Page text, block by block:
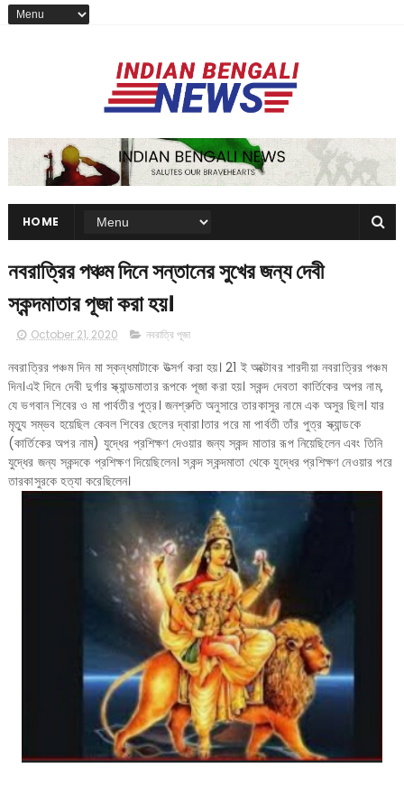
HOME
নবরাত্রির পঞ্চম দিনে সন্তানের সুখের জন্য দেবী
স্কন্দমাতার পূজা করা হয়।
October 21, 2020 নবরাত্রি পূজা
নবরাত্রির পঞ্চম দিন মা স্কন্ধমাটাকে উত্সর্গ করা হয়। 21 ই অক্টোবর শারদীয়া নবরাত্রির পঞ্চম
দিন।এই দিনে দেবী দুর্গার স্ক্যান্ডমাতার রূপকে পূজা করা হয়। স্কন্দ দেবতা কার্তিকের অপর নাম,
যে ভগবান শিবের ও মা পার্বতীর পুত্র। জনশ্রুতি অনুসারে তারকাসুর নামে এক অসুর ছিল। যার
মৃত্যু সম্ভব হয়েছিল কেবল শিবের ছেলের দ্বারা।তার পরে মা পার্বতী তাঁর পুত্র স্ক্যান্ডকে
(কার্তিকের অপর নাম) যুদ্ধের প্রশিক্ষণ দেওয়ার জন্য স্কন্দ মাতার রূপ নিয়েছিলেন এবং তিনি
যুদ্ধের জন্য স্কন্দকে প্রশিক্ষণ দিয়েছিলেন। স্কন্দ স্কন্দমাতা থেকে যুদ্ধের প্রশিক্ষণ নেওয়ার পরে
তারকাসুরকে হত্যা করেছিলেন।